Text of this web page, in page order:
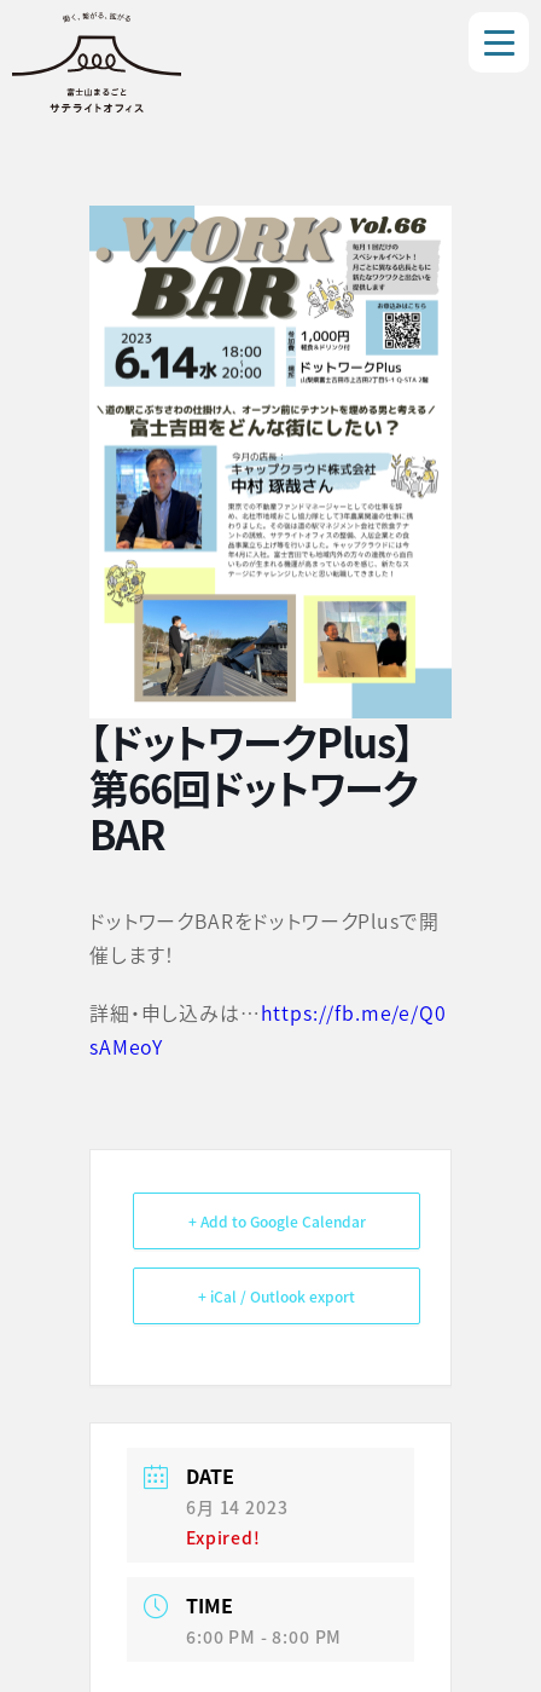
【ドットワークPlus】
第66回ドットワーク
BAR
ドットワークBARをドットワークPlusで開
催します！
詳細・申し込みは…https://fb.me/e/Q0
sAMeoY
+ Add to Google Calendar
+ iCal / Outlook export
DATE
6月 14 2023
Expired!
TIME
6:00 PM - 8:00 PM